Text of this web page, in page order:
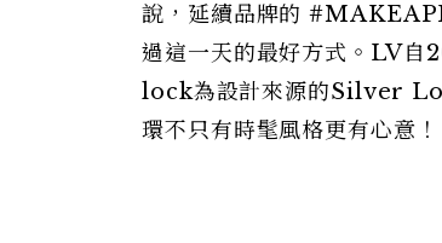
說，延續品牌的
過這一天的最好方式。LV
lock為設計來源的Silver
環不只有時髦風格更有心意！